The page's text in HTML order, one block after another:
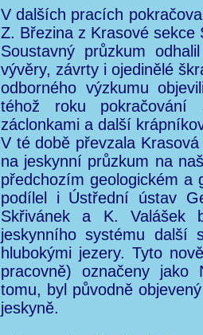
V dalších pracích
Z. Březina z Krasové sekce
Soustavný průzkum
vývěry, závrty i ojedinělé
odborného výzkumu
téhož roku
záclonkami a další
V té době převzala
na jeskynní průzkum na
předchozím geologickém a
podílel i Ústřední ústav
Skřivánek a K. Valášek
jeskynního systému další
hlubokými jezery. Tyto
pracovně) označeny jako
tomu, byl původně
jeskyně.